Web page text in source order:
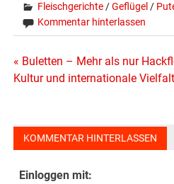
Fleischgerichte /Geflügel /
Kommentar hinterlassen
« Buletten – Mehr als nur
Kultur und internationale Vielfalt
KOMMENTAR HINTERLASSEN
Einloggen mit: